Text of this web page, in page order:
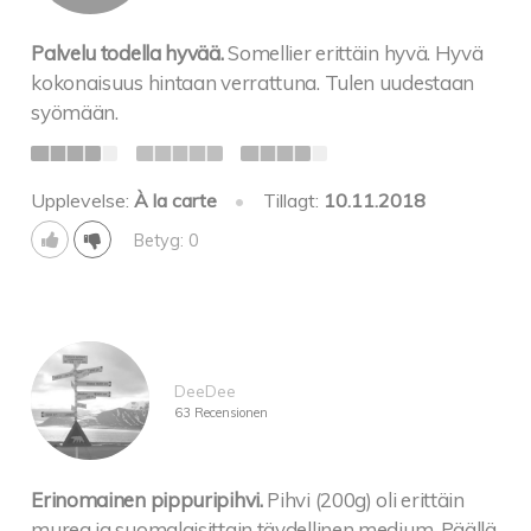
Katkarapu-majoneesitoast, tilliä ja mätiä
Toast Skagen, shrimp and mayo on toast with dill
and fish roe
Salviahärkää Basen tapaan, paahdettua
kesäkurpitsaa,
puolikuivattua tomaattia ja talon pestoa 11
Roast beef with sage, roasted zucchini, half dried
tomato and house pesto
Caesar-salaatit 16
Romainesalaattia, kirsikkatomaatteja, oliiveja,
leipäkrutonkeja, parmesaania ja Caesar-kastiketta
House Caesar salad
Romaine lettuce, cherry tomatoes, olives, croutons,
Pariloitua kanaa / Halloumijuustoa /
Palvelu todella hyvää.Somellier erittäin hyvä. Hyvä
kokonaisuus hintaan verrattuna. Tulen uudestaan
syömään.
Upplevelse:À la carte • Tillagt: 10.11.2018
Betyg: 0
DeeDee
63 Recensionen
Erinomainen pippuripihvi. Pihvi (200g) oli erittäin